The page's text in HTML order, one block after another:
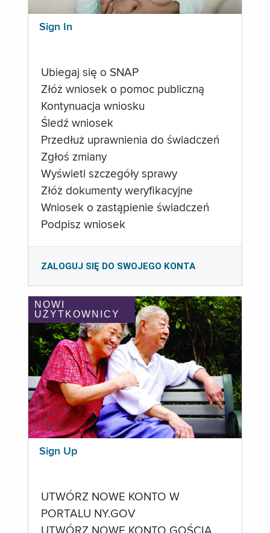
Sign In
Ubiegaj się o SNAP
Złóż wniosek o pomoc publiczną
Kontynuacja wniosku
Śledź wniosek
Przedłuż uprawnienia do świadczeń
Zgłoś zmiany
Wyświetl szczegóły sprawy
Złóż dokumenty weryfikacyjne
Wniosek o zastąpienie świadczeń
Podpisz wniosek
ZALOGUJ SIĘ DO SWOJEGO KONTA
NOWI
UŻYTKOWNICY
Sign Up
UTWÓRZ NOWE KONTO W
PORTALU NY.GOV